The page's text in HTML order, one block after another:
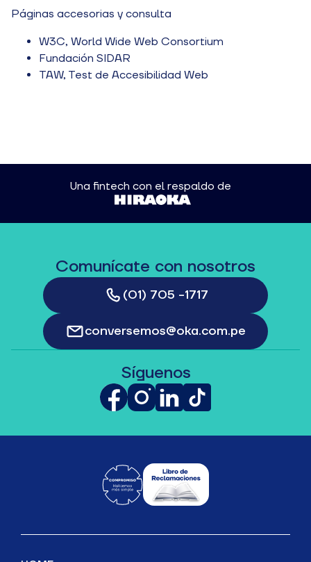
Páginas accesorias y consulta
W3C, World Wide Web Consortium
Fundación SIDAR
TAW, Test de Accesibilidad Web
Una fintech con el respaldo de
Comunícate con nosotros
(01) 705 -1717
conversemos@oka.com.pe
Síguenos